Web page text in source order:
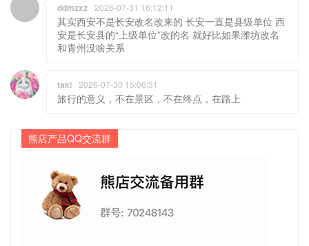
ddmzxz 2026-07-31 16:12:11
其实西安不是长安改名改来的 长安一直是县级单位 西
安是长安县的“上级单位”改的名 就好比如果潍坊改名
和青州没啥关系
taki 2026-07-30 15:06:31
旅行的意义，不在景区，不在终点，在路上
熊店产品QQ交流群